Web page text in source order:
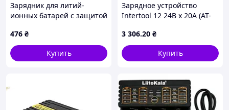
Зарядник для литий-
ионных батарей с защитой
476 ₴
Купить
Зарядное устройство
Intertool 12 24В x 20А (AT-
3 306.20 ₴
Купить